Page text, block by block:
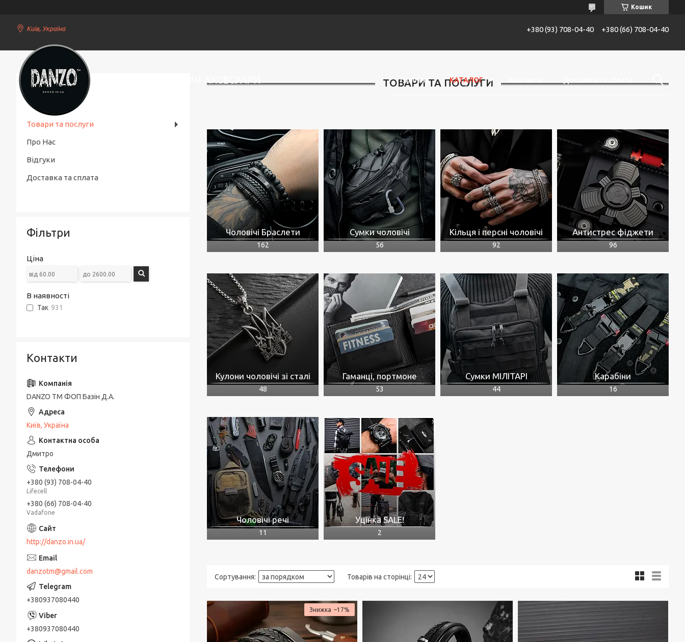
Кошик
Київ, Україна +380 (93) 708-04-40 +380 (66) 708-04-40
Головна КАТАЛОГ
ТОВАРИ ТА ПОСЛУГИ
Чоловічі Браслети
162
Сумки чоловічі
56
Кільця і персні чоловічі
92
Антистрес фіджети
96
Кулони чоловічі зі сталі
48
Гаманці, портмоне
53
Сумки МІЛІТАРІ
44
Карабіни
16
Чоловічі речі
11
Уцінка SALE!
2
–17%
Товари та послуги
Про Нас
Відгуки
Доставка та сплата
Фільтри
Ціна
В наявності
Так 931
Контакти
DANZO TM ФОП Базін Д.А.
Київ, Україна
Дмитро
+380 (93) 708-04-40
Lifecell
+380 (66) 708-04-40
Vadafone
http://danzo.in.ua/
danzotm@gmail.com
+380937080440
+380937080440